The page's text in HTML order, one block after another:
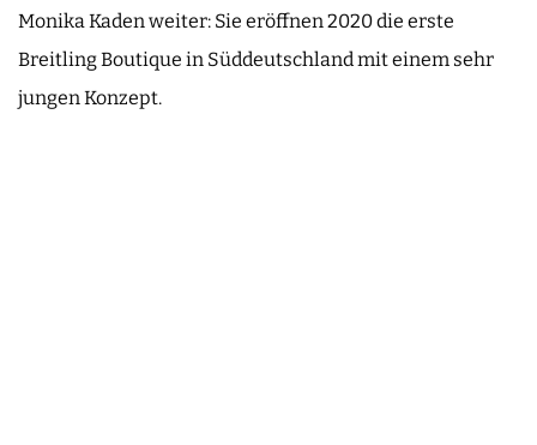
Monika Kaden weiter: Sie eröffnen 2020 die erste
Breitling Boutique in Süddeutschland mit einem sehr
jungen Konzept.